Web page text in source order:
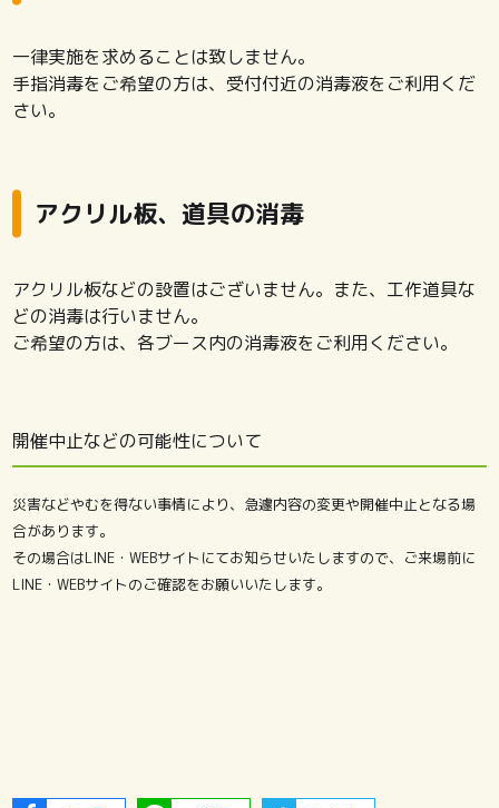
一律実施を求めることは致しません。
手指消毒をご希望の方は、受付付近の消毒液をご利用くだ
さい。
アクリル板、道具の消毒
アクリル板などの設置はございません。また、工作道具な
どの消毒は行いません。
ご希望の方は、各ブース内の消毒液をご利用ください。
開催中止などの可能性について
災害などやむを得ない事情により、急遽内容の変更や開催中止となる場
合があります。
その場合はLINE・WEBサイトにてお知らせいたしますので、ご来場前に
LINE・WEBサイトのご確認をお願いいたします。